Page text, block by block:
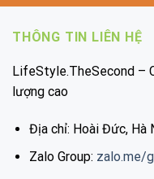
THÔNG TIN LIÊN HỆ
LifeStyle.TheSecond –
lượng cao
Địa chỉ: Hoài Đức, Hà
Zalo Group: zalo.me/